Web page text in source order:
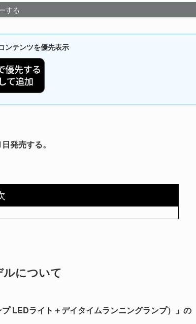
する
ンテンツを優先表示
発売する。
ルについて
LEDライト＋デイタイムランニングランプ）」の